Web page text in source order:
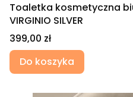
Toaletka kosmetyczna
VIRGINIO SILVER
Cena
399,00 zł
Do koszyka